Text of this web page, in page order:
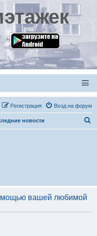
Вход на форум
Регистрация
новости
вашей любимой